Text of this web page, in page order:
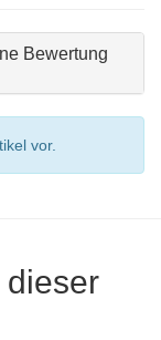
Bewertung
vor.
dieser